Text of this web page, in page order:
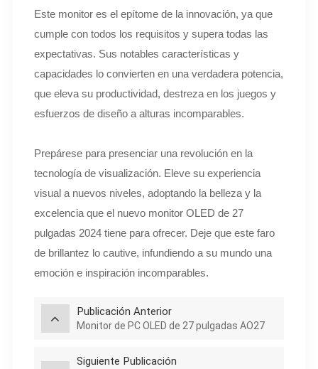
Este monitor es el epítome de la innovación, ya que
cumple con todos los requisitos y supera todas las
expectativas. Sus notables características y
capacidades lo convierten en una verdadera potencia,
que eleva su productividad, destreza en los juegos y
esfuerzos de diseño a alturas incomparables.
Prepárese para presenciar una revolución en la
tecnología de visualización. Eleve su experiencia
visual a nuevos niveles, adoptando la belleza y la
excelencia que el nuevo monitor OLED de 27
pulgadas 2024 tiene para ofrecer. Deje que este faro
de brillantez lo cautive, infundiendo a su mundo una
emoción e inspiración incomparables.
Publicación Anterior
Monitor de PC OLED de 27 pulgadas AO27
Siguiente Publicación